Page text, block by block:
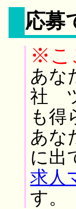
応募
※こ
あな
社
も得
あな
に出
求人
す。